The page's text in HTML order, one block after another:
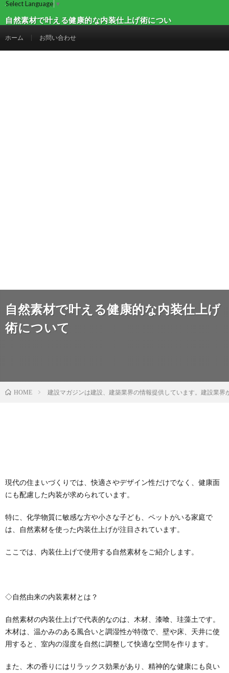
Select Language ▼
自然素材で叶える健康的な内装仕上げ術につい
ホーム お問い合わせ
自然素材で叶える健康的な内装仕上げ
術について
HOME 建設マガジンは建設、建築業界の情報提供しています。建設業
現代の住まいづくりでは、快適さやデザイン性だけでなく、健康面
にも配慮した内装が求められています。
特に、化学物質に敏感な方や小さな子ども、ペットがいる家庭で
は、自然素材を使った内装仕上げが注目されています。
ここでは、内装仕上げで使用する自然素材をご紹介します。
◇自然由来の内装素材とは？
自然素材の内装仕上げで代表的なのは、木材、漆喰、珪藻土です。
木材は、温かみのある風合いと調湿性が特徴で、壁や床、天井に使
用すると、室内の湿度を自然に調整して快適な空間を作ります。
また、木の香りにはリラックス効果があり、精神的な健康にも良い